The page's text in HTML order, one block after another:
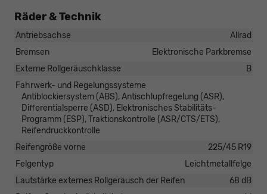
Räder & Technik
Antriebsachse
Allrad
Bremsen
Elektronische Parkbremse
Externe Rollgeräuschklasse
B
Fahrwerk- und Regelungssysteme
Antiblockiersystem (ABS), Antischlupfregelung (ASR),
Differentialsperre (ASD), Elektronisches Stabilitäts-
Programm (ESP), Traktionskontrolle (ASR/CTS/ETS),
Reifendruckkontrolle
Reifengröße vorne
225/45 R19
Felgentyp
Leichtmetallfelge
Lautstärke externes Rollgeräusch der Reifen
68 dB